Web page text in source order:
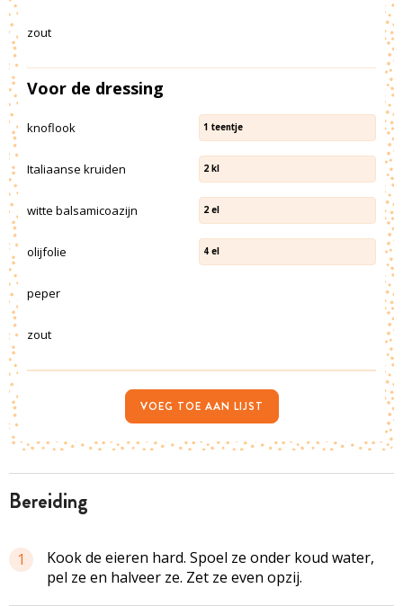
bereiding
1
Kook de eieren hard. Spoel ze onder koud water,
pel ze en halveer ze. Zet ze even opzij.
zout
Voor de dressing
knoflook 1 teentje
Italiaanse kruiden 2 kl
witte balsamicoazijn 2 el
olijfolie 4 el
peper
zout
VOEG TOE AAN LIJST